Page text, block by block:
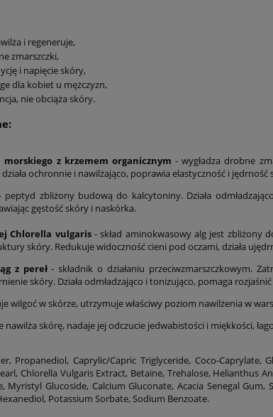
Natures
zł
Bacillus Coagulans Natures
131,00 zł
do koszyka
i regeneruje,
zmarszczki,
i napięcie skóry,
dla kobiet u mężczyzn,
nie obciąża skóry.
morskiego z krzemem organicznym - wygładza drobne
ochronnie i nawilżająco, poprawia elastyczność i
peptyd zbliżony budową do kalcytoniny. Działa
gęstość skóry i naskórka.
Chlorella vulgaris- skład aminokwasowy alg jest zbliżony
skóry. Redukuje widoczność cieni pod oczami, działa
z pereł- składnik o działaniu przeciwzmarszczkowym.
skóry. Działa odmładzająco i tonizująco, pomaga
wilgoć w skórze, utrzymuje właściwy poziom nawilżenia w
nawilża skórę, nadaje jej odczucie jedwabistości i miękkości,
Propanediol, Caprylic/Capric Triglyceride, Coco-Caprylate,
Chlorella Vulgaris Extract, Betaine, Trehalose, Helianthus
Myristyl Glucoside, Calcium Gluconate, Acacia Senegal
Potassium Sorbate, Sodium Benzoate.